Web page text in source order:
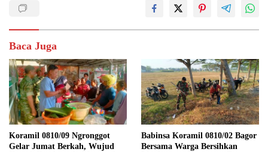
Baca Juga
Koramil 0810/09 Ngronggot
Gelar Jumat Berkah, Wujud
Babinsa Koramil 0810/02 Bagor
Bersama Warga Bersihkan